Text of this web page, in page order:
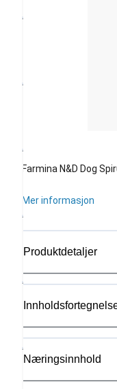
Farmina N&D Dog
Mer informasjon
Produktdetaljer
Næringsinnhold